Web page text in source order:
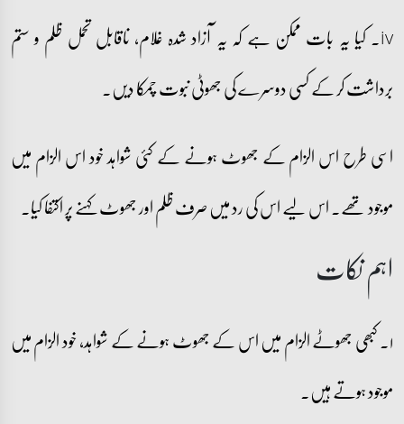
iv۔ کیا یہ بات ممکن ہے کہ یہ آزاد شدہ غلام، ناقابل تحمل ظلم و ستم
برداشت کر کے کسی دوسرے کی جھوٹی نبوت چمکا دیں۔
اسی طرح اس الزام کے جھوٹ ہونے کے کئی شواہد خود اس الزام میں
موجود تھے۔ اس لیے اس کی رد میں صرف ظلم اور جھوٹ کہنے پر اکتفا کیا۔
اہم نکات
۱۔ کبھی جھوٹے الزام میں اس کے جھوٹ ہونے کے شواہد، خود الزام میں
موجود ہوتے ہیں۔